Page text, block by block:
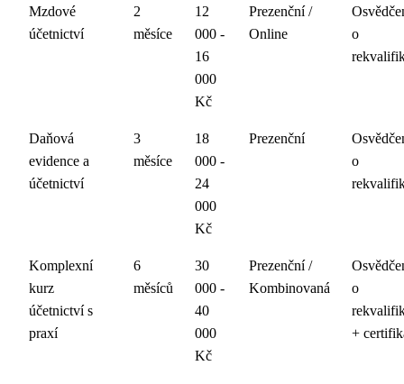
Mzdové
účetnictví
2
měsíce
12
000 -
16
000
Kč
Prezenční /
Online
o
Daňová
evidence a
účetnictví
3
měsíce
18
000 -
24
000
Kč
Prezenční
o
Komplexní
kurz
účetnictví s
praxí
6
měsíců
30
000 -
40
000
Kč
Prezenční /
Kombinovaná
o
+